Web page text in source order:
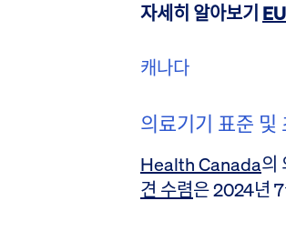
자세히 알아보기
캐나다
의료기기 표준 및
Health Canada의
견 수렴은 2024년